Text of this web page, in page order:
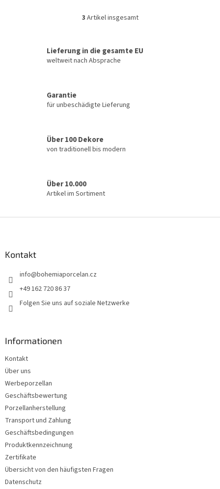
S
u
e
m
d
e
3 Artikel insgesamt
Lieferung in die gesamte EU
weltweit nach Absprache
Garantie
für unbeschädigte Lieferung
Über 100 Dekore
von traditionell bis modern
Über 10.000
Artikel im Sortiment
Kontakt
info@bohemiaporcelan.cz
+49 162 720 86 37
Folgen Sie uns auf soziale Netzwerke
Informationen
Kontakt
Über uns
Werbeporzellan
Geschäftsbewertung
Porzellanherstellung
Transport und Zahlung
Geschäftsbedingungen
Produktkennzeichnung
Zertifikate
Übersicht von den häufigsten Fragen
Datenschutz